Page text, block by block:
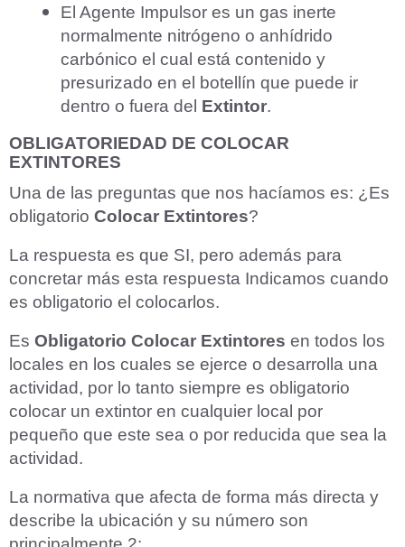
El Agente Impulsor es un gas inerte
normalmente nitrógeno o anhídrido
carbónico el cual está contenido y
presurizado en el botellín que puede ir
dentro o fuera del Extintor.
OBLIGATORIEDAD DE COLOCAR
EXTINTORES
Una de las preguntas que nos hacíamos es: ¿Es
obligatorio Colocar Extintores?
La respuesta es que SI, pero además para
concretar más esta respuesta Indicamos cuando
es obligatorio el colocarlos.
Es Obligatorio Colocar Extintores en todos los
locales en los cuales se ejerce o desarrolla una
actividad, por lo tanto siempre es obligatorio
colocar un extintor en cualquier local por
pequeño que este sea o por reducida que sea la
actividad.
La normativa que afecta de forma más directa y
describe la ubicación y su número son